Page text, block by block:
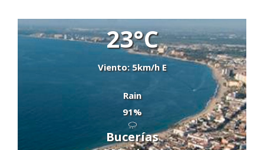
23°C
Viento: 5km/h E
Rain
91%
Bucerías